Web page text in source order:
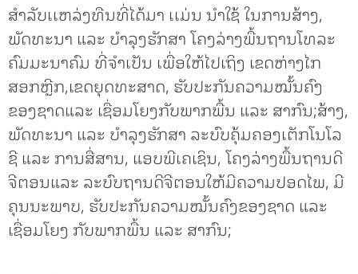
ສໍາລັບເເຫລ່ງທືນທີ່ໄດ້ມາ ເເມ່ນ ນໍາໃຊ້ ໃນການສ້າງ,
ພັດທະນາ ແລະ ບຳລຸງຮັກສາ ໂຄງລ່າງພື້ນຖານໂທລະ
ຄົມມະນາຄົມ ທີ່ຈຳເປັນ ເພື່ອໃຫ້ໄປເຖິງ ເຂດຫ່າງໄກ
ສອກຫຼີກ,ເຂດຍຸດທະສາດ, ຮັບປະກັນຄວາມໝັ້ນຄົງ
ຂອງຊາດແລະ ເຊື່ອມໂຍງກັບພາກພື້ນ ແລະ ສາກົນ;ສ້າງ,
ພັດທະນາ ແລະ ບຳລຸງຮັກສາ ລະບົບຄຸ້ມຄອງເຕັກໂນໂລ
ຊີ ແລະ ການສື່ສານ, ແອບພີເຄເຊິນ, ໂຄງລ່າງພື້ນຖານດີ
ຈີຕອນແລະ ລະບົບຖານດີຈີຕອນໃຫ້ມີຄວາມປອດໄພ, ມີ
ຄຸນນະພາບ, ຮັບປະກັນຄວາມໝັ້ນຄົງຂອງຊາດ ແລະ
ເຊື່ອມໂຍງ ກັບພາກພື້ນ ແລະ ສາກົນ;